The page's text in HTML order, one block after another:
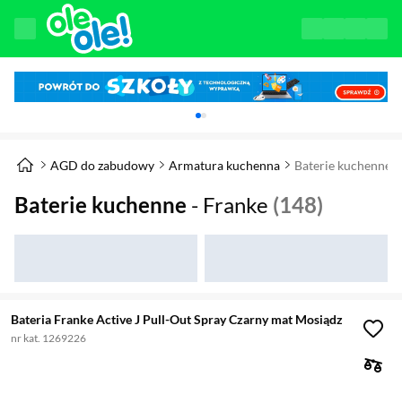
Karuzela z banerami, aktualny element 1 z
AGD do zabudowy Armatura kuchenna Baterie kuchenne
Baterie kuchenne - Franke (148)
Bateria Franke Active J Pull-Out Spray Czarny mat Mosiądz
nr kat. 1269226